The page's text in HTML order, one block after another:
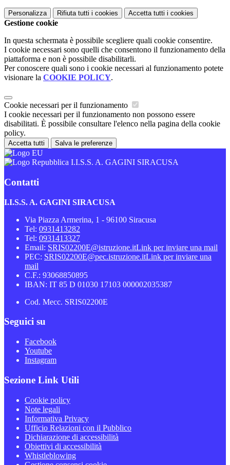
Personalizza Rifiuta tutti i cookies Accetta tutti i cookies
Gestione cookie
In questa schermata è possibile scegliere quali cookie consentire.
I cookie necessari sono quelli che consentono il funzionamento della
piattaforma e non è possibile disabilitarli.
Per conoscere quali sono i cookie necessari al funzionamento potete
visionare la COOKIE POLICY.
Cookie necessari per il funzionamento
I cookie necessari per il funzionamento non possono essere
disabilitati. È possibile consultare l'elenco nella pagina della cookie
policy.
Accetta tutti Salva le preferenze
I.I.S.S. A. GAGINI SIRACUSA
Contatti
I.I.S.S. A. GAGINI SIRACUSA
Via Piazza Armerina, 1 - 96100 Siracusa
Tel: 0931413282
Tel: 0931413327
Email: SRIS02200E@istruzione.itLink per inviare una mail
PEC: SRIS02200E@pec.istruzione.itLink per inviare una
mail
C.F.: 93068850895
IBAN: IT 85 D 01030 17103 000002035387
Cod. Mecc. SRIS02200E
Seguici su
Facebook
Youtube
Instagram
Sezione Link Utili
Cookie policy
Note legali
Informativa Privacy
Ufficio Relazioni con il Pubblico
Dichiarazione di accessibilità
Obiettivi di accessibilità
Whistleblowing